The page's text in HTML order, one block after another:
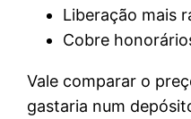
Liberação mais
Cobre
Vale comparar o
gastaria num